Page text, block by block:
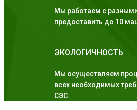
Мы работаем с
предоставить до 10
ЭКОЛОГИЧНОСТЬ
Мы осуществляем
всех необходимых
СЭС.